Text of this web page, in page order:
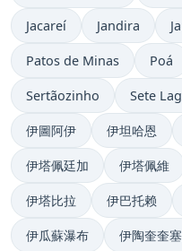
Jacareí Jandira
Patos de Minas Poá
Sertãozinho Sete
伊圖阿伊 伊坦哈恩
伊塔佩廷加 伊塔佩維
伊塔比拉 伊巴托赖
伊瓜蘇瀑布 伊陶奎奎